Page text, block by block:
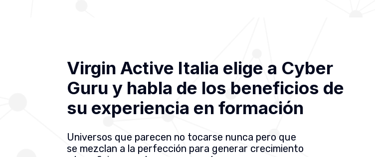
Virgin Active Italia elige a Cyber
Guru y habla de los beneficios de
su experiencia en formación
Universos que parecen no tocarse nunca pero que
se mezclan a la perfección para generar crecimiento